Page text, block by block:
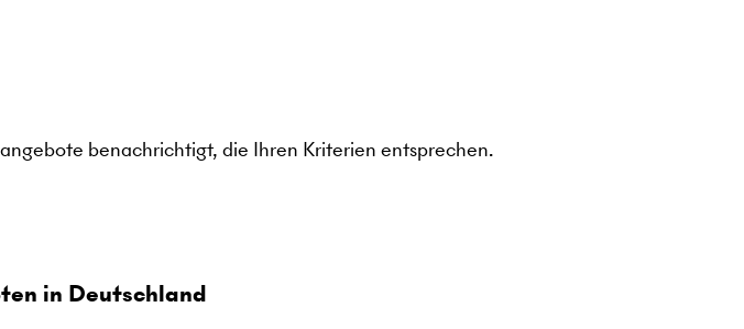
benachrichtigt, die Ihren Kriterien entsprechen.
in Deutschland